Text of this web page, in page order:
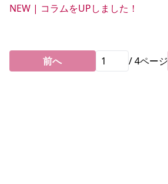
NEW | コラムをUPしました！
前へ /4ページ